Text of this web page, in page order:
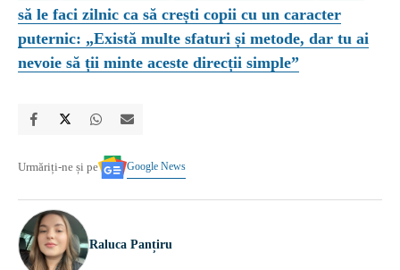
să le faci zilnic ca să crești copii cu un caracter
puternic: „Există multe sfaturi și metode, dar tu ai
nevoie să ții minte aceste direcții simple”
Urmăriți-ne și pe Google News
Raluca Panțiru